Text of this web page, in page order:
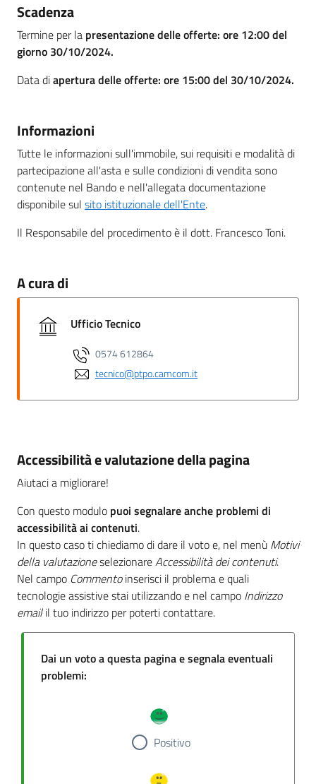
Scadenza
Termine per la presentazione delle offerte: ore 12:00 del
giorno 30/10/2024.
Data diapertura delle offerte: ore 15:00 del 30/10/2024.
Informazioni
Tutte le informazioni sull'immobile, sui requisiti e modalità di
partecipazione all'asta e sulle condizioni di vendita sono
contenute nel Bando e nell'allegata documentazione
disponibile sul sito istituzionale dell'Ente.
Il Responsabile del procedimento è il dott. Francesco Toni.
A cura di
Ufficio Tecnico
0574 612864
tecnico@ptpo.camcom.it
Accessibilità e valutazione della pagina
Aiutaci a migliorare!
Con questo modulo puoi segnalare anche problemi di
accessibilità ai contenuti.
In questo caso ti chiediamo di dare il voto e, nel menù Motivi
della valutazioneselezionareAccessibilità dei contenuti.
Nel campo Commentoinserisci il problema e quali
tecnologie assistive stai utilizzando e nel campo Indirizzo
emailil tuo indirizzo per poterti contattare.
Dai un voto a questa pagina e segnala eventuali
problemi:
Positivo